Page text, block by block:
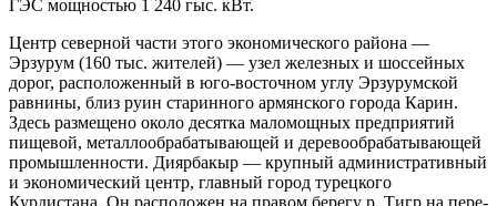
ГЭС мощностью 1 240 гыс. кВт.
Центр северной части этого экономи­ческого района —
Эрзурум (160 тыс. жителей) — узел железных и шоссей­ных
дорог, расположенный в юго-восточ­ном углу Эрзурумской
равнины, близ руин старинного армянского города Ка­рин.
Здесь размещено около десятка маломощных предприятий
пищевой, ме­таллообрабатывающей и деревообраба­тывающей
промышленности. Диярбакыр — крупный административный
и экономический центр, главный город турецкого
Курдистана. Он распо­ложен на правом берегу р. Тигр на пере­